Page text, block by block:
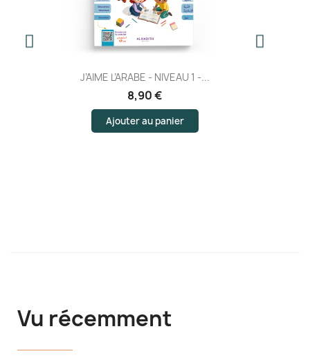
J’AIME L’ARABE - NIVEAU 1 -...
8,90 €
Ajouter au panier
Vu récemment